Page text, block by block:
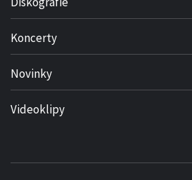
Koncerty
Novinky
Videoklipy